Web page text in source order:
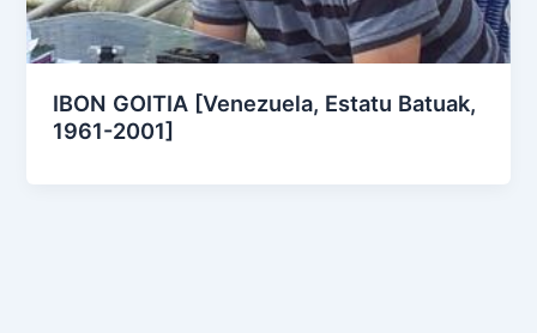
IBON GOITIA [Venezuela, Estatu Batuak,
1961-2001]